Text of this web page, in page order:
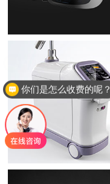
你们是怎么收费的呢？